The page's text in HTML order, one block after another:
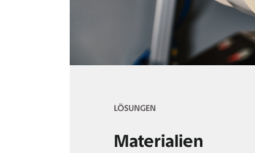
LÖSUNGEN
Materialien